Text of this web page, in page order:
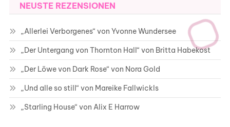
NEUSTE REZENSIONEN
„Allerlei Verborgenes“ von Yvonne Wundersee
„Der Untergang von Thornton Hall“ von Britta Habekost
„Der Löwe von Dark Rose“ von Nora Gold
„Und alle so still“ von Mareike Fallwickls
„Starling House“ von Alix E Harrow